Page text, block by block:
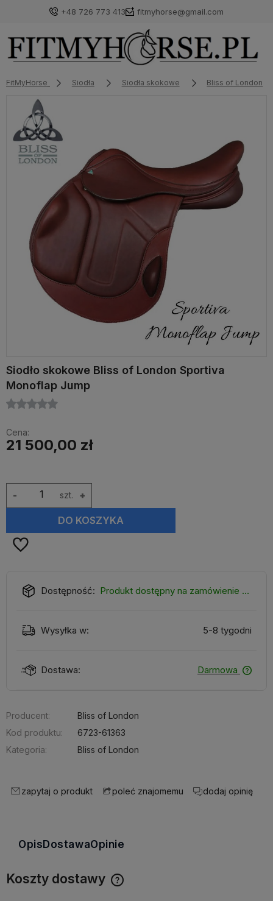
+48 726 773 413 fitmyhorse@gmail.com
FitMyHorse Siodła Siodła skokowe Bliss of London
Siodło skokowe Bliss of London Sportiva
Monoflap Jump
Cena:
21 500,00 zł
szt. +
-
DO KOSZYKA
Dostępność: Produkt dostępny na zamówienie 4-6 tygodni
Wysyłka w: 5-8 tygodni
Dostawa: Darmowa
Producent:
Bliss of London
Kod produktu:
6723-61363
Kategoria:
Bliss of London
zapytaj o produkt poleć znajomemu dodaj opinię
OpisDostawaOpinie
Koszty dostawy